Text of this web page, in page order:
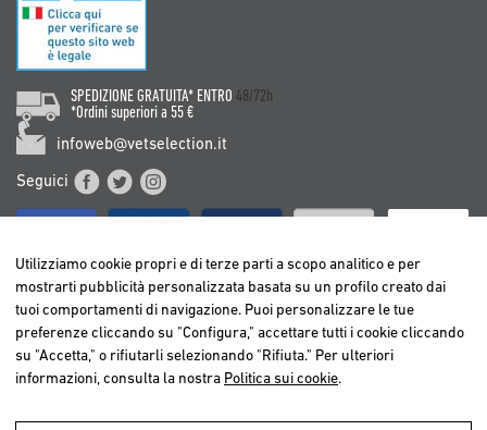
SPEDIZIONE GRATUITA* ENTRO 48/72h
*Ordini superiori a 55 €
infoweb@vetselection.it
Seguici
BELGIË / BELGIQUE
DEUTSCHLAND
ESPAÑA
Utilizziamo cookie propri e di terze parti a scopo analitico e per
mostrarti pubblicità personalizzata basata su un profilo creato dai
tuoi comportamenti di navigazione. Puoi personalizzare le tue
preferenze cliccando su "Configura," accettare tutti i cookie cliccando
su "Accetta," o rifiutarli selezionando "Rifiuta." Per ulteriori
informazioni, consulta la nostra Politica sui cookie.